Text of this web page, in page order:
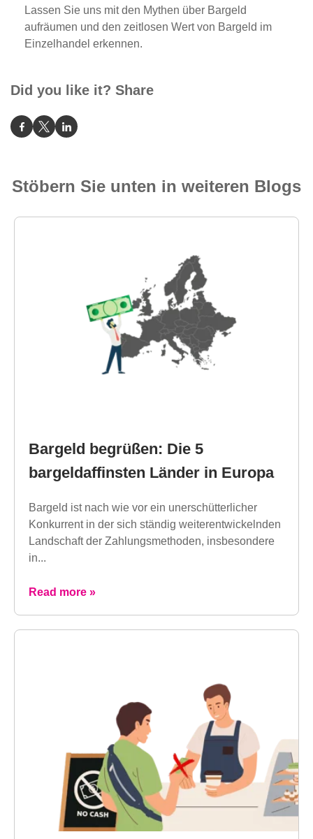
Lassen Sie uns mit den Mythen über Bargeld
aufräumen und den zeitlosen Wert von Bargeld im
Einzelhandel erkennen.
Did you like it? Share
Stöbern Sie unten in weiteren Blogs
Bargeld begrüßen: Die 5
bargeldaffinsten Länder in Europa
Bargeld ist nach wie vor ein unerschütterlicher
Konkurrent in der sich ständig weiterentwickelnden
Landschaft der Zahlungsmethoden, insbesondere
in...
Read more »